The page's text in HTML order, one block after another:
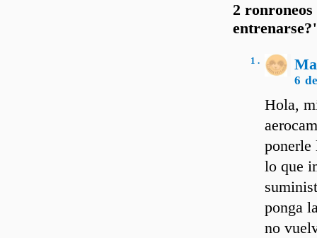
2
1 .
6
Hola,
ponerle
lo que
ponga
no